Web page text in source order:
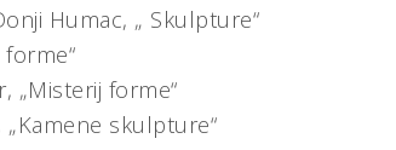
Humac, „ Skulpture“
„Misterij forme“
„Kamene skulpture“